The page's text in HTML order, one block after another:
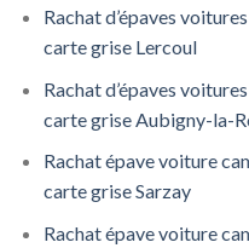
Rachat d’épaves
carte grise Lercoul
Rachat d’épaves
carte grise Aubigny-la-
Rachat épave voiture
carte grise Sarzay
Rachat épave voiture